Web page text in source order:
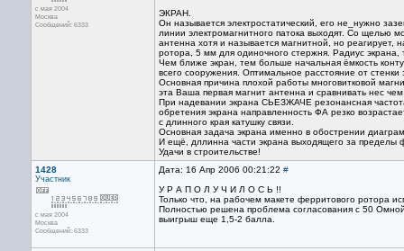
с мая 2004
Москва
Сообщений: 6333
ЭКРАН.
Он называется электростатический, его не_нужно
линии электромагнитного патока выходят. Со
антенна хотя и называется магнитной, но
ротора, 5 мм для одиночного стержня. Радиус экрана,
Чем ближе экран, тем больше начальная ёмкость
всего сооружения. Оптимальное расстояние от
Основная причина плохой работы многовитковой
эта Ваша первая магнит антенна и сравнивать нес
При надевании экрана СЬЕЗЖАЧЕ резонансная
обретения экрана направленность ФА резко
с длинного края катушку связи.
Основная задача экрана именно в обострении
И ещё, дллинна части экрана выходящего за пределы
Удачи в строительстве!
1428
Участник
с мая 2004
Москва
Сообщений: 6333
Дата: 16 Апр 2006 00:21:22 #
У Р А П О Л У Ч И Л О С Ь !!
Только что, на рабочем макете ферритового ротора
Полностью решена проблема согласования с 50 Омной
выигрыш еще 1,5-2 балла.